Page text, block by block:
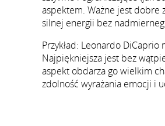
aspektem. Ważne jest dobre
silnej energii bez
Przykład: Leonardo
Najpiękniejsza jest bez
aspekt obdarza go wielkim
zdolność wyrażania emocji i